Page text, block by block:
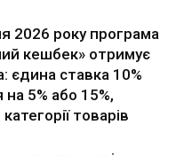
2026 року програма
кешбек» отримує
єдина ставка 10%
5% або 15%,
товарів